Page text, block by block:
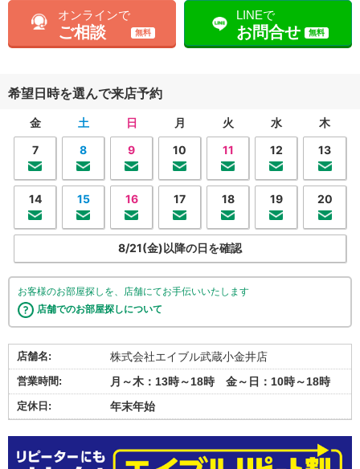
オンラインで
ご相談 無料
LINEで
お問合せ 無料
希望日時を選んで来店予約
金 土 日 月 火 水
木
7
8 9 10 11 12 13
14 15 16 17 18 19 20
8/21(金)以降の日を確認
お客様のお部屋探しを、店舗にてお手伝いいたします
店舗でのお部屋探しについて
店舗名: 株式会社エイブル武蔵小金井店
営業時間: 月～木：13時～18時 金～日：10時～18時
定休日: 年末年始